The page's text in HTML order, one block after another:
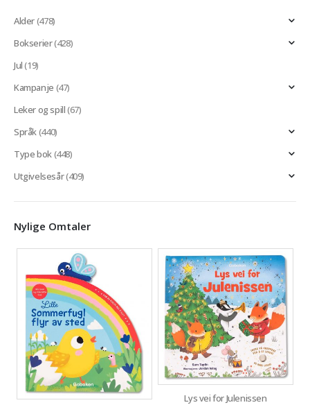
Alder(478)
Bokserier(428)
Jul(19)
Kampanje (47)
Leker og spill(67)
Språk(440)
Type bok(448)
Utgivelsesår(409)
Nylige Omtaler
Lys vei for Julenissen